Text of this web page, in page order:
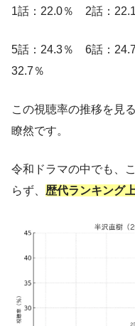
1話：22.0％ 2話：
5話：24.3％ 6話：
32.7％
この視聴率の推移を見る
瞭然です。
令和ドラマの中でも、
らず、 歴代ランキング